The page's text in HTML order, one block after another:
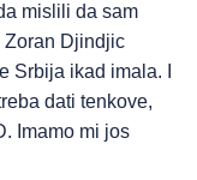
mislili da sam
Zoran Djindjic
Srbija ikad imala. I
dati tenkove,
Imamo mi jos